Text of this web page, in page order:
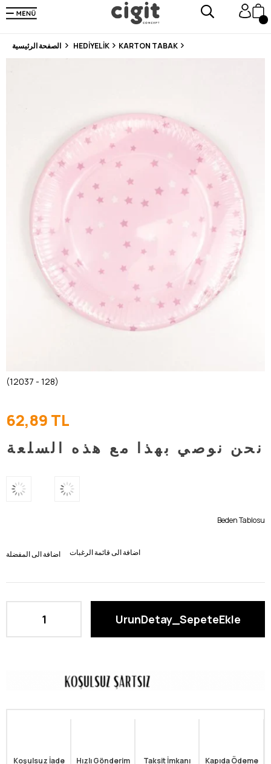
En Uygun Fiyat Garantisi !
300₺ ve Üzeri Alışverişlerde Kargo Ücretsiz !
Koşulsuz Şartsız İade İmkanı
HEDİYELİK KARTON TABAK
(12037 - 128)
62,89 TL
نحن نوصي بهذا مع هذه السلعة
Beden Tablosu
اضافة الى المفضلة اضافة الى قائمة الرغبات
Koşulsuz İade Hızlı Gönderim Taksit İmkanı Kapıda Ödeme